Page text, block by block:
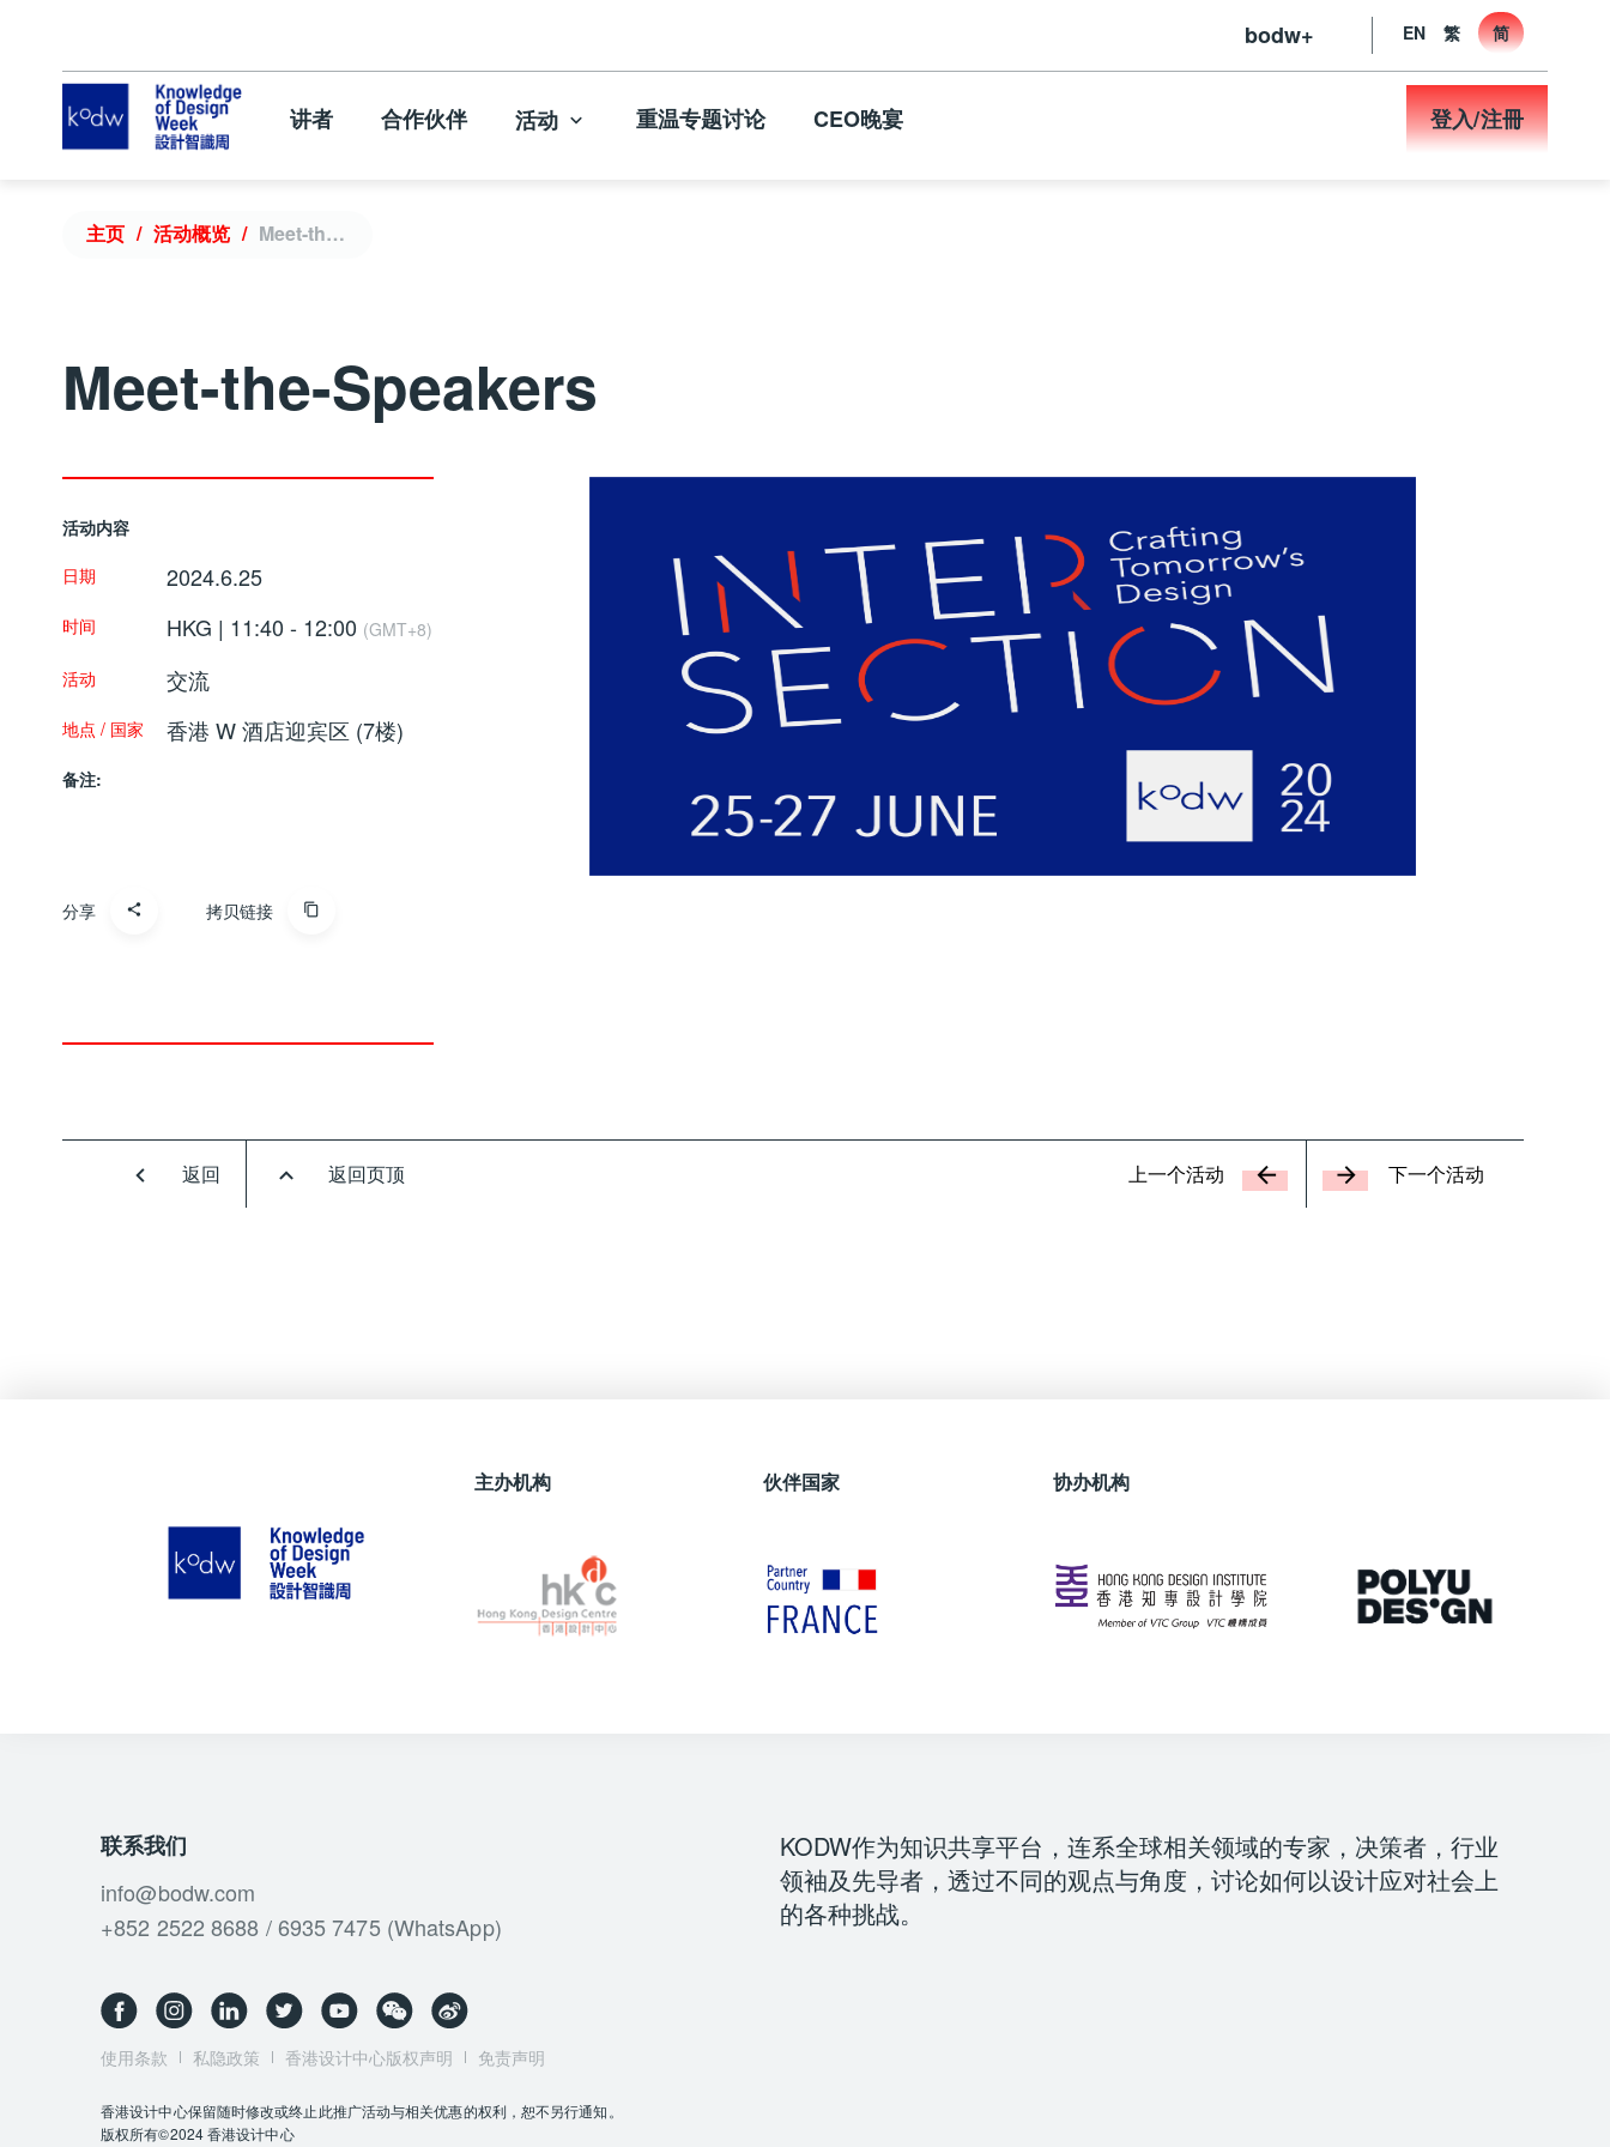
bodw+ EN 繁 简
讲者 合作伙伴 活动 重温专题讨论 CEO晚宴 登入/注冊
主页 活动概览 Meet-the-Speakers
Meet-the-Speakers
活动内容
日期
2024.6.25
时间 HKG | 11:40 - 12:00 (GMT+8)
活动 交流
地点 / 国家 香港 W 酒店迎宾区 (7楼)
备注:
分享 拷贝链接
返回 返回页顶 上一个活动 下一个活动
主办机构 伙伴国家 协办机构
联系我们
info@bodw.com
+852 2522 8688 / 6935 7475 (WhatsApp)
KODW作为知识共享平台，连系全球相关领域的专家，决策者，行业
领袖及先导者，透过不同的观点与角度，讨论如何以设计应对社会上
的各种挑战。
使用条款 私隐政策 香港设计中心版权声明 免责声明
香港设计中心保留随时修改或终止此推广活动与相关优惠的权利，恕不另行通知。
版权所有©2024 香港设计中心